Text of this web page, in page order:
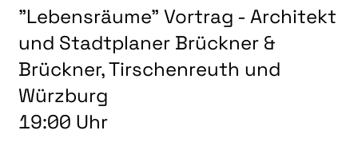
INTERKULTUR
JUNGE KUNSTSCHULE
KUNSTREISEN
LITERATUR
MUSIK
"Lebensräume" Vortrag - Architekt
und Stadtplaner Brückner &
Brückner, Tirschenreuth und
Würzburg
19:00 Uhr